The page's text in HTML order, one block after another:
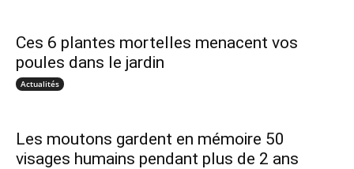
Ces 6 plantes mortelles menacent vos
poules dans le jardin
Actualités
Les moutons gardent en mémoire 50
visages humains pendant plus de 2 ans